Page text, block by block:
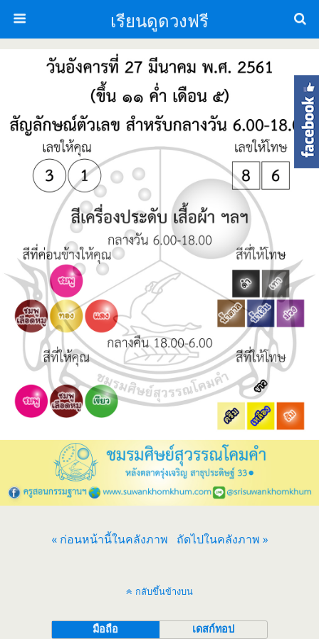
เรียนดูดวงฟรี
« ก่อนหน้านี้ในคลังภาพ ถัดไปในคลังภาพ »
กลับขึ้นข้างบน
มือถือ เดสก์ทอป